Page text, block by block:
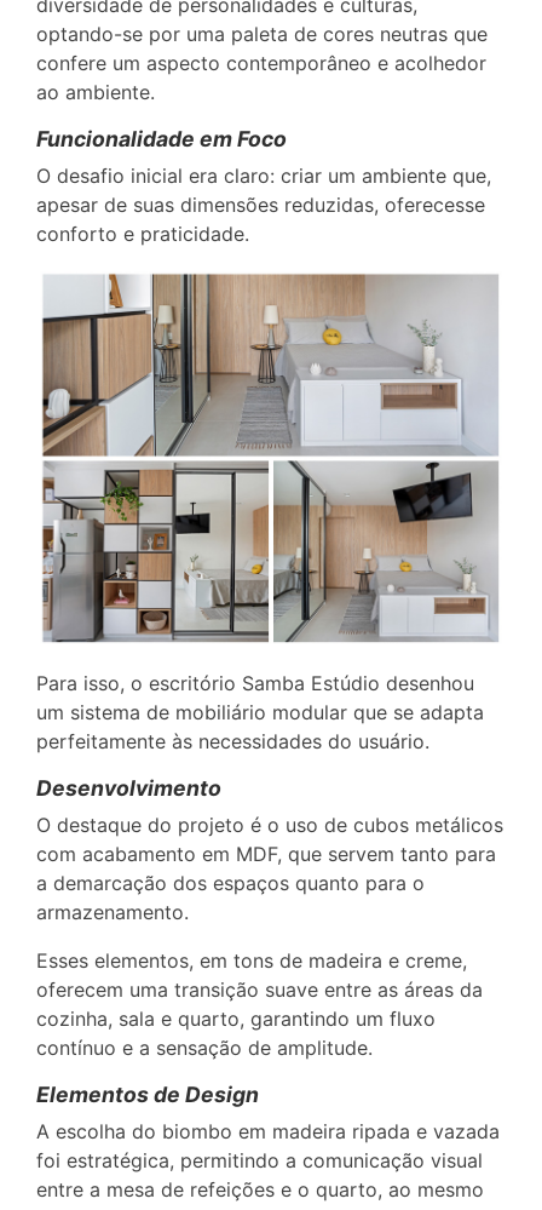
optando-se por uma paleta de cores neutras que
confere um aspecto contemporâneo e acolhedor
ao ambiente.
Funcionalidade em Foco
O desafio inicial era claro: criar um ambiente que,
apesar de suas dimensões reduzidas, oferecesse
conforto e praticidade.
Para isso, o escritório Samba Estúdio desenhou
um sistema de mobiliário modular que se adapta
perfeitamente às necessidades do usuário.
Desenvolvimento
O destaque do projeto é o uso de cubos metálicos
com acabamento em MDF, que servem tanto para
a demarcação dos espaços quanto para o
armazenamento.
Esses elementos, em tons de madeira e creme,
oferecem uma transição suave entre as áreas da
cozinha, sala e quarto, garantindo um fluxo
contínuo e a sensação de amplitude.
Elementos de Design
A escolha do biombo em madeira ripada e vazada
foi estratégica, permitindo a comunicação visual
entre a mesa de refeições e o quarto, ao mesmo